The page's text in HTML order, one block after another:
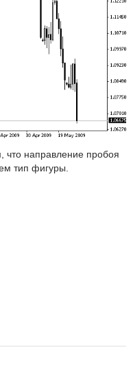
что направление пробоя
тип фигуры.